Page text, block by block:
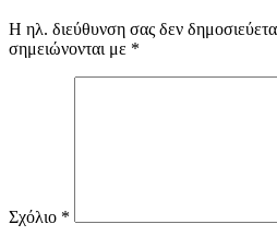
Η ηλ. διεύθυνση σας δεν
σημειώνονται με *
Σχόλιο *